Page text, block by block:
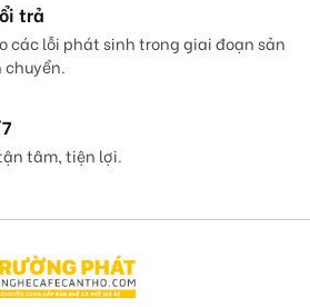
trả
các lỗi phát sinh trong giai đoạn sản
tâm, tiện lợi.